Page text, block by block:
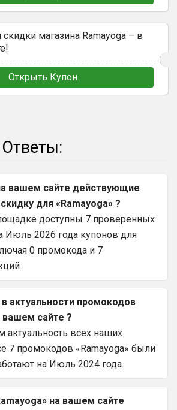
скидки магазина Ramayoga – в
Открыть Купон
вашем сайте действующие
для «Ramayoga» ?
доступны 7 проверенных
Июль 2026 года купонов для
0 промокода и 7
актуальности промокодов
вашем сайте ?
актуальность всех наших
7 промокодов «Ramayoga» были
на Июль 2024 года.
на вашем сайте